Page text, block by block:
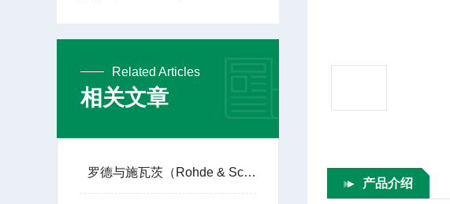
产品介绍
Related Articles
相关文章
罗德与施瓦茨（Rohde & Schwarz）的 R&S®SMW200A